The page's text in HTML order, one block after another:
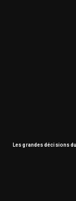
Les grandes décisions